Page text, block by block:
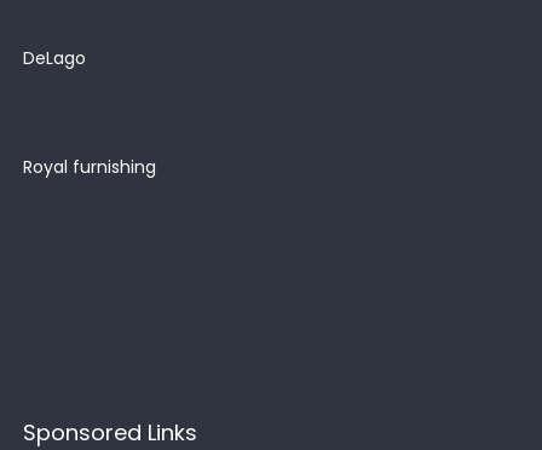
DeLago
Royal furnishing
Sponsored Links